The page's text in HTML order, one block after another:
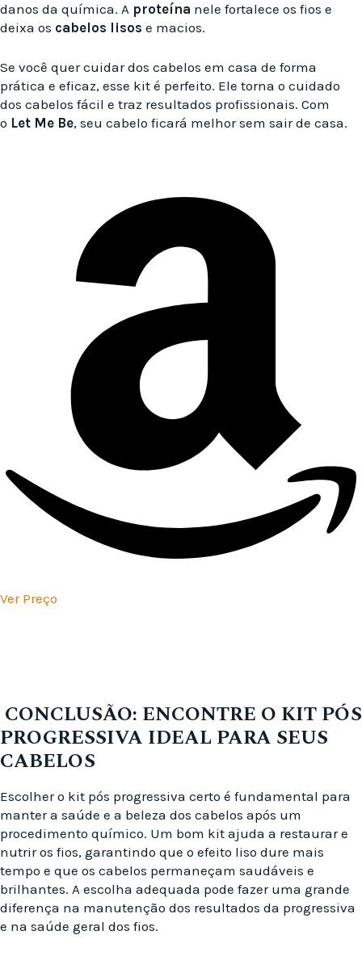
danos da química. A proteína nele fortalece os fios e
deixa os cabelos lisos e macios.
Se você quer cuidar dos cabelos em casa de forma
prática e eficaz, esse kit é perfeito. Ele torna o cuidado
dos cabelos fácil e traz resultados profissionais. Com
o Let Me Be, seu cabelo ficará melhor sem sair de casa.
Ver Preço
CONCLUSÃO: ENCONTRE O KIT PÓS
PROGRESSIVA IDEAL PARA SEUS
CABELOS
Escolher o kit pós progressiva certo é fundamental para
manter a saúde e a beleza dos cabelos após um
procedimento químico. Um bom kit ajuda a restaurar e
nutrir os fios, garantindo que o efeito liso dure mais
tempo e que os cabelos permaneçam saudáveis e
brilhantes. A escolha adequada pode fazer uma grande
diferença na manutenção dos resultados da progressiva
e na saúde geral dos fios.